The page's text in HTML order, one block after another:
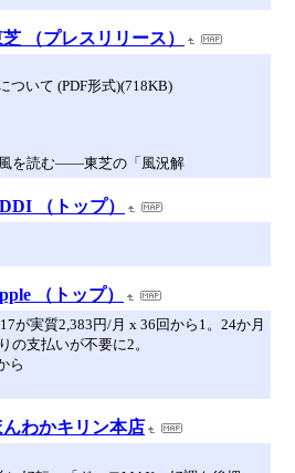
（プレスリリース）
ついて (PDF形式)(718KB)
風を読む――東芝の「風況解
（トップ）
（トップ）
が実質2,383円/月 x 36回から1。24か月
の支払いが不要に2。
ら
んわかキリン本店